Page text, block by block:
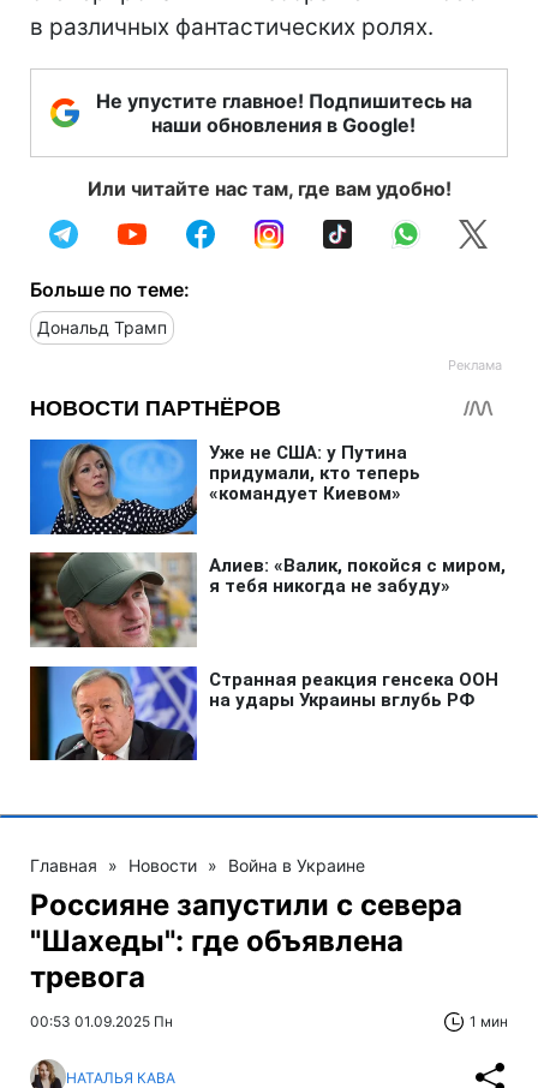
в различных фантастических ролях.
Не упустите главное! Подпишитесь на
наши обновления в Google!
Или читайте нас там, где вам удобно!
Больше по теме:
Дональд Трамп
Главная » Новости » Война в Украине
Россияне запустили с севера
"Шахеды": где объявлена
тревога
00:53 01.09.2025 Пн 1 мин
НАТАЛЬЯ КАВА